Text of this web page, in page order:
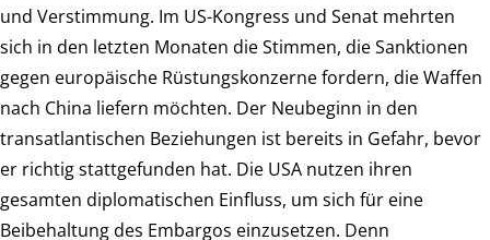
und Verstimmung. Im US-Kongress und Senat mehrten
sich in den letzten Monaten die Stimmen, die Sanktionen
gegen europäische Rüstungskonzerne fordern, die Waffen
nach China liefern möchten. Der Neubeginn in den
transatlantischen Beziehungen ist bereits in Gefahr, bevor
er richtig stattgefunden hat. Die USA nutzen ihren
gesamten diplomatischen Einfluss, um sich für eine
Beibehaltung des Embargos einzusetzen. Denn